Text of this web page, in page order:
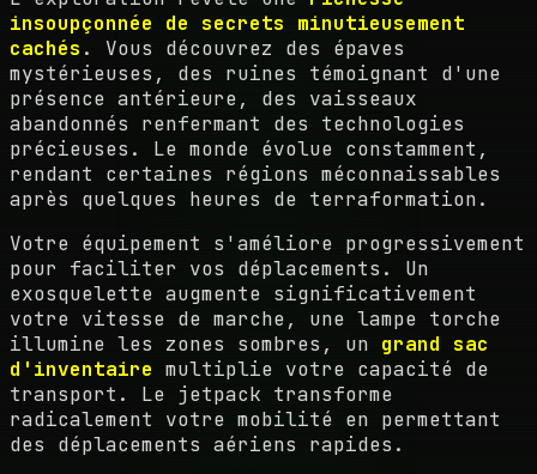
insoupçonnée de secrets minutieusement
cachés . Vous découvrez des épaves
mystérieuses, des ruines témoignant d'une
présence antérieure, des vaisseaux
abandonnés renfermant des technologies
précieuses. Le monde évolue constamment,
rendant certaines régions méconnaissables
après quelques heures de terraformation.
Votre équipement s'améliore progressivement
pour faciliter vos déplacements. Un
exosquelette augmente significativement
votre vitesse de marche, une lampe torche
illumine les zones sombres, un grand sac
d'inventaire multiplie votre capacité de
transport. Le jetpack transforme
radicalement votre mobilité en permettant
des déplacements aériens rapides.